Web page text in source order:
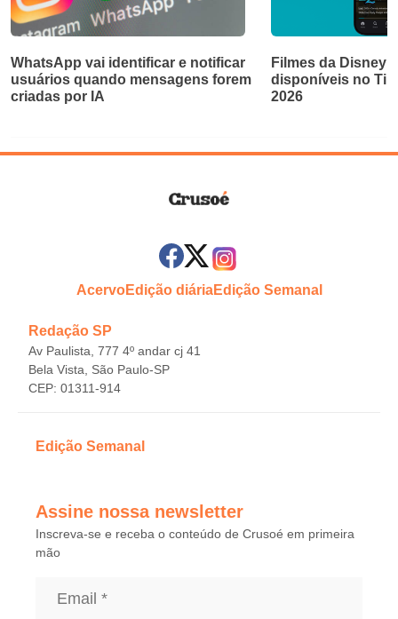
WhatsApp vai identificar e notificar
usuários quando mensagens forem
criadas por IA
Filmes da Disney
disponíveis no
2026
AcervoEdição diáriaEdição Semanal
Redação SP
Av Paulista, 777 4º andar cj 41
Bela Vista, São Paulo-SP
CEP: 01311-914
Edição Semanal
Assine nossa newsletter
Inscreva-se e receba o conteúdo de Crusoé em primeira
mão